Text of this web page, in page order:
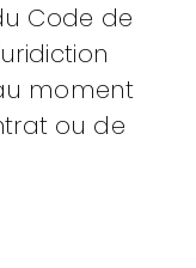
Code de
moment
ou de